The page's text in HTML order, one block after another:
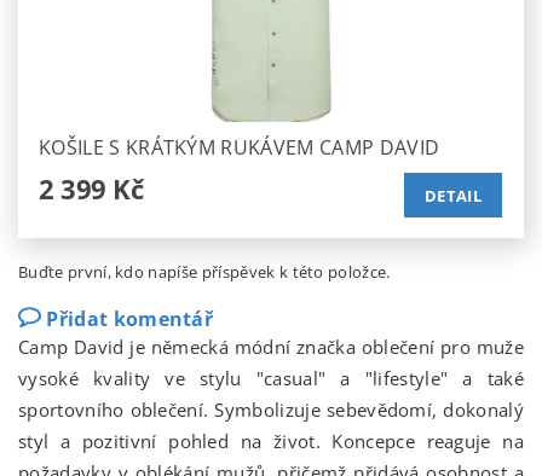
KOŠILE S KRÁTKÝM RUKÁVEM CAMP DAVID
2 399 Kč DETAIL
Buďte první, kdo napíše příspěvek k této položce.
Přidat komentář
Camp David je německá módní značka oblečení pro muže
vysoké kvality ve stylu "casual" a "lifestyle" a také
sportovního oblečení. Symbolizuje sebevědomí, dokonalý
styl a pozitivní pohled na život. Koncepce reaguje na